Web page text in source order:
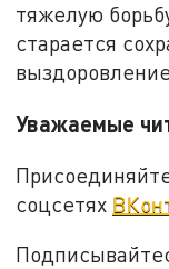
тяжелую
старается
Уважаемые
соцсетях